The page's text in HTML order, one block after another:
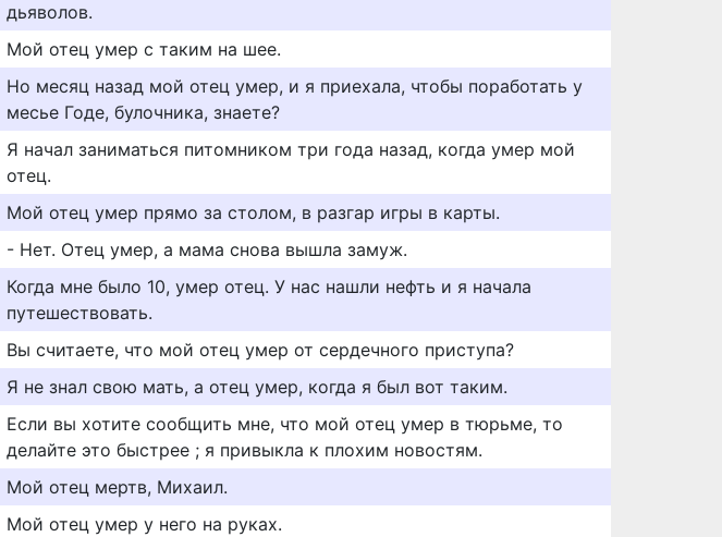
дьяволов.
Мой отец умер с таким на шее.
Но месяц назад мой отец умер, и я приехала, чтобы поработать у
месье Годе, булочника, знаете?
Я начал заниматься питомником три года назад, когда умер мой
отец.
Мой отец умер прямо за столом, в разгар игры в карты.
- Нет. Отец умер, а мама снова вышла замуж.
Когда мне было 10, умер отец. У нас нашли нефть и я начала
путешествовать.
Вы считаете, что мой отец умер от сердечного приступа?
Я не знал свою мать, а отец умер, когда я был вот таким.
Если вы хотите сообщить мне, что мой отец умер в тюрьме, то
делайте это быстрее ; я привыкла к плохим новостям.
Мой отец мертв, Михаил.
Мой отец умер у него на руках.